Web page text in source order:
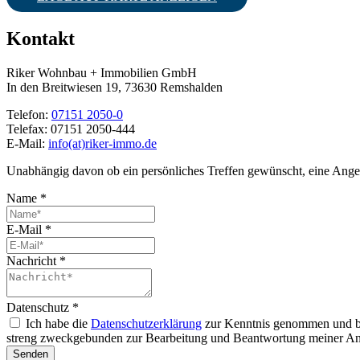
Kontakt
Riker Wohnbau + Immobilien GmbH
In den Breitwiesen 19, 73630 Remshalden
Telefon: 07151 2050-0
Telefax: 07151 2050-444
E-Mail: info(at)riker-immo.de
Unabhängig davon ob ein persönliches Treffen gewünscht, eine
Name *
E-Mail *
Nachricht *
Datenschutz *
Ich habe die Datenschutzerklärung zur Kenntnis genommen und
streng zweckgebunden zur Bearbeitung und Beantwortung meiner
Senden